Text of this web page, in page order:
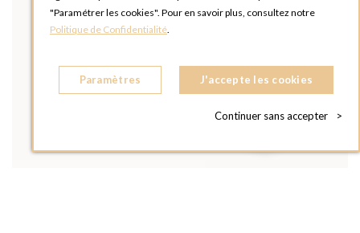
"Paramétrer les cookies". Pour en savoir plus, consultez notre
Politique de Confidentialité.
Paramètres J'accepte les cookies
Continuer sans accepter >